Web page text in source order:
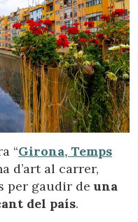
Crear compte
“Girona, Temps
d’art al carrer,
per gaudir deuna
del país.